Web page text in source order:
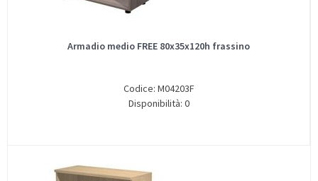
Armadio medio FREE 80x35x120h frassino
Codice: M04203F
Disponibilità: 0